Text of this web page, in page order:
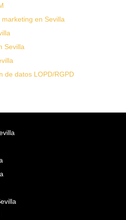
en Sevilla
Sevilla
de datos LOPD/RGPD